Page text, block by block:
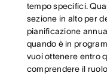
tempo specifici.
sezione in alto per
pianificazione
quando è in
vuoi ottenere entro
comprendere il